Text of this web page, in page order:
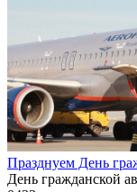
Празднуем День
День гражданской